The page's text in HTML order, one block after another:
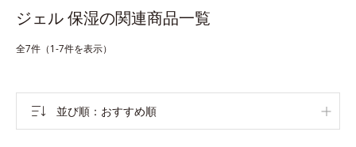
ジェル 保湿の関連商品一覧
全7件（1-7件を表示）
並び順 おすすめ順